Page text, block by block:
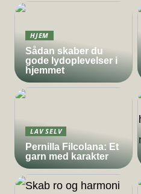
HJEM
Sådan skaber du
gode lydoplevelser i
hjemmet
LAV SELV
Pernilla Filcolana: Et
garn med karakter